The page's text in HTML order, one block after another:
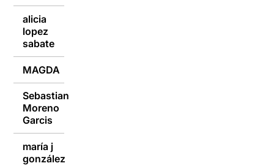
alicia
lopez
sabate
MAGDA
Sebastian
Moreno
Garcis
maría j
gonzález